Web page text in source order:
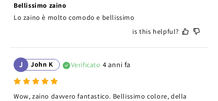
Bellissimo zaino
Lo zaino è molto comodo e bellissimo
is this helpful?
J John K Verificato 4 anni fa
Wow, zaino davvero fantastico. Bellissimo colore, della